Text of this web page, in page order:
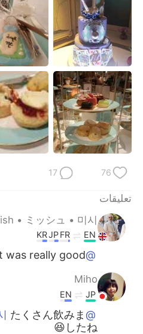
76
17
تعليقات
• ミッシュ • 미시
EN
FR
JP
KR
@you
really good 😊
Miho
JP
EN
@Mish • ミッシュ • 미시
たくさん飲みま
したね😆